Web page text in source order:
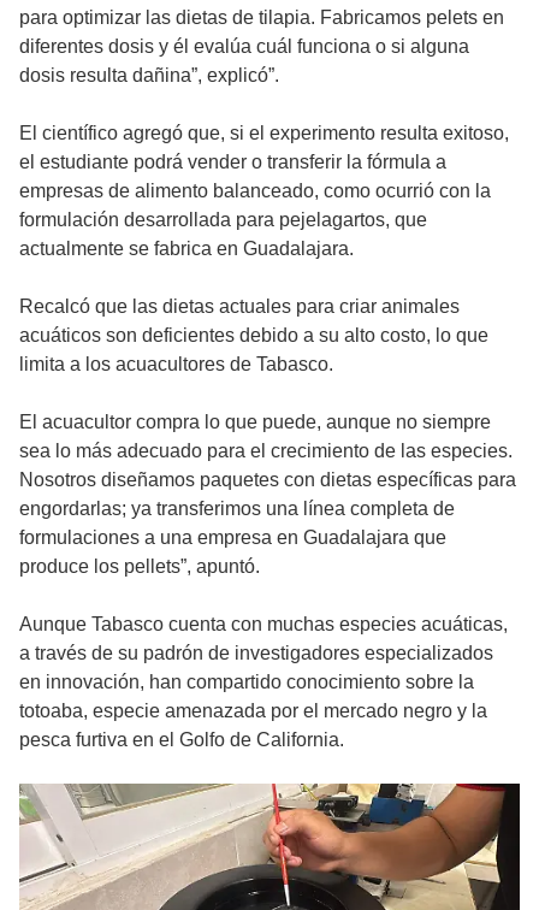
para optimizar las dietas de tilapia. Fabricamos pelets en
diferentes dosis y él evalúa cuál funciona o si alguna
dosis resulta dañina”, explicó”.
El científico agregó que, si el experimento resulta exitoso,
el estudiante podrá vender o transferir la fórmula a
empresas de alimento balanceado, como ocurrió con la
formulación desarrollada para pejelagartos, que
actualmente se fabrica en Guadalajara.
Recalcó que las dietas actuales para criar animales
acuáticos son deficientes debido a su alto costo, lo que
limita a los acuacultores de Tabasco.
El acuacultor compra lo que puede, aunque no siempre
sea lo más adecuado para el crecimiento de las especies.
Nosotros diseñamos paquetes con dietas específicas para
engordarlas; ya transferimos una línea completa de
formulaciones a una empresa en Guadalajara que
produce los pellets”, apuntó.
Aunque Tabasco cuenta con muchas especies acuáticas,
a través de su padrón de investigadores especializados
en innovación, han compartido conocimiento sobre la
totoaba, especie amenazada por el mercado negro y la
pesca furtiva en el Golfo de California.